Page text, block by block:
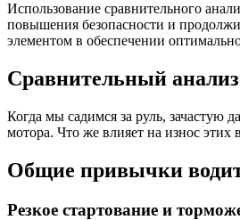
Использование сравнительного
повышения безопасности и
элементом в обеспечении
Сравнительный
Когда мы садимся за руль, зачастую
мотора. Что же влияет на износ
Общие привычки
Резкое стартование и